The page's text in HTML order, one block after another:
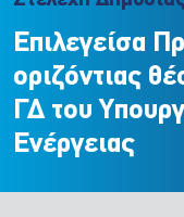
Επιλεγείσα
οριζόντιας
ΓΔ του
Ενέργειας